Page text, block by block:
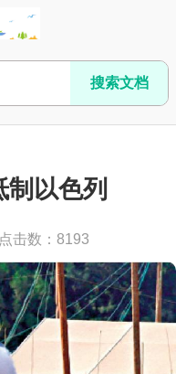
以色列
点击数： 8193